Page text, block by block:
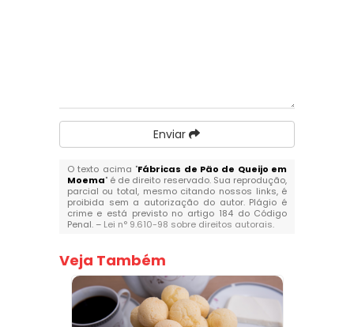
Enviar
O texto acima "Fábricas de Pão de Queijo em
Moema" é de direito reservado. Sua reprodução,
parcial ou total, mesmo citando nossos links, é
proibida sem a autorização do autor. Plágio é
crime e está previsto no artigo 184 do Código
Penal. – Lei n° 9.610-98 sobre direitos autorais.
Veja Também